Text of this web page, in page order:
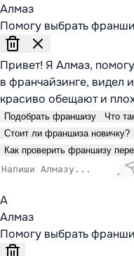
Алмаз
Помогу выбрать
Привет! Я Алмаз,
в франчайзинге, видел
красиво обещают и
Подобрать франшизу
Что
Стоит ли франшиза новичку?
Как проверить франшизу
А
Алмаз
Помогу выбрать